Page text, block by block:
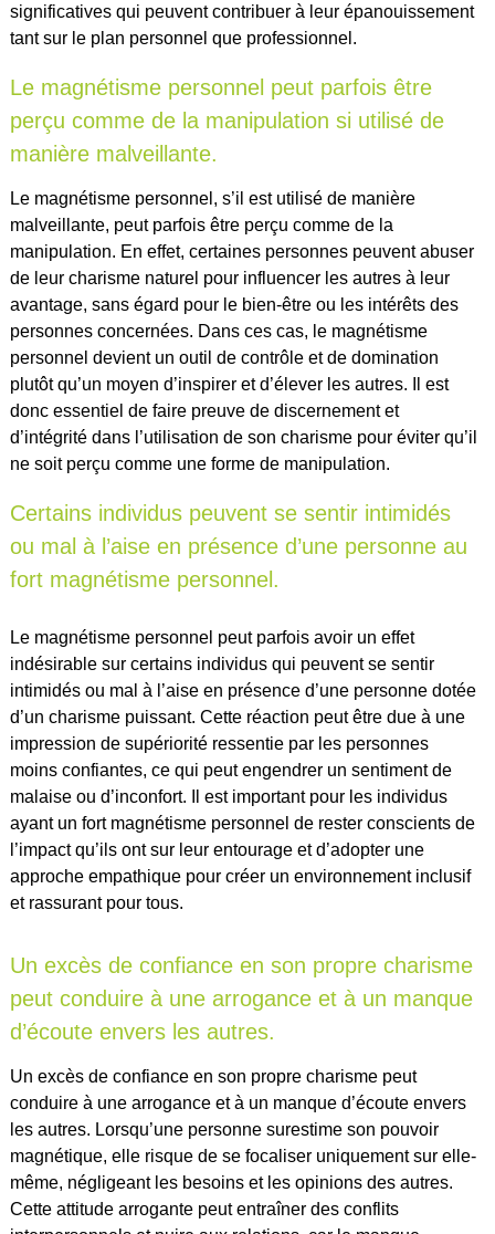
significatives qui peuvent contribuer à leur épanouissement
tant sur le plan personnel que professionnel.
Le magnétisme personnel peut parfois être
perçu comme de la manipulation si utilisé de
manière malveillante.
Le magnétisme personnel, s’il est utilisé de manière
malveillante, peut parfois être perçu comme de la
manipulation. En effet, certaines personnes peuvent abuser
de leur charisme naturel pour influencer les autres à leur
avantage, sans égard pour le bien-être ou les intérêts des
personnes concernées. Dans ces cas, le magnétisme
personnel devient un outil de contrôle et de domination
plutôt qu’un moyen d’inspirer et d’élever les autres. Il est
donc essentiel de faire preuve de discernement et
d’intégrité dans l’utilisation de son charisme pour éviter qu’il
ne soit perçu comme une forme de manipulation.
Certains individus peuvent se sentir intimidés
ou mal à l’aise en présence d’une personne au
fort magnétisme personnel.
Le magnétisme personnel peut parfois avoir un effet
indésirable sur certains individus qui peuvent se sentir
intimidés ou mal à l’aise en présence d’une personne dotée
d’un charisme puissant. Cette réaction peut être due à une
impression de supériorité ressentie par les personnes
moins confiantes, ce qui peut engendrer un sentiment de
malaise ou d’inconfort. Il est important pour les individus
ayant un fort magnétisme personnel de rester conscients de
l’impact qu’ils ont sur leur entourage et d’adopter une
approche empathique pour créer un environnement inclusif
et rassurant pour tous.
Un excès de confiance en son propre charisme
peut conduire à une arrogance et à un manque
d’écoute envers les autres.
Un excès de confiance en son propre charisme peut
conduire à une arrogance et à un manque d’écoute envers
les autres. Lorsqu’une personne surestime son pouvoir
magnétique, elle risque de se focaliser uniquement sur elle-
même, négligeant les besoins et les opinions des autres.
Cette attitude arrogante peut entraîner des conflits